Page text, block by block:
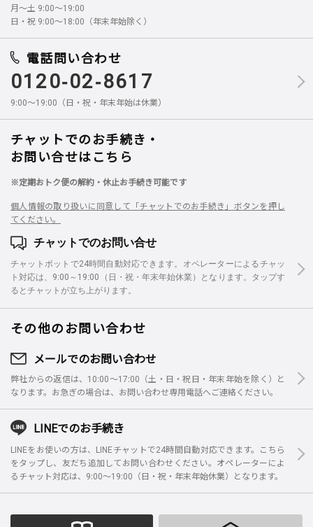
月～土 9:00～19:00
日・祝 9:00～18:00（年末年始除く）
電話問い合わせ
0120-02-8617
9:00～19:00（日・祝・年末年始は休業）
チャットでのお手続き・
お問い合せはこちら
※定期おトク便の解約・休止お手続き可能です
個人情報の取り扱いに同意して「チャットでのお手続き」ボタンを押し
てください。
チャットでのお問い合せ
チャットボットで24時間自動対応できます。オペレーターによるチャッ
ト対応は、9:00～19:00（日・祝・年末年始休業）となります。タップす
るとチャットが立ち上がります。
その他のお問い合わせ
メールでのお問い合わせ
弊社からの返信は、10:00～17:00（土・日・祝日・年末年始を除く）と
なります。お急ぎの場合は、お問い合わせ専用電話へご連絡ください。
LINEでのお手続き
LINEをお使いの方は、LINEチャットで24時間自動対応できます。こちら
をタップし、友だち追加してお問い合わせください。オペレーターによ
るチャット対応は、9:00～19:00（日・祝・年末年始休業）となります。